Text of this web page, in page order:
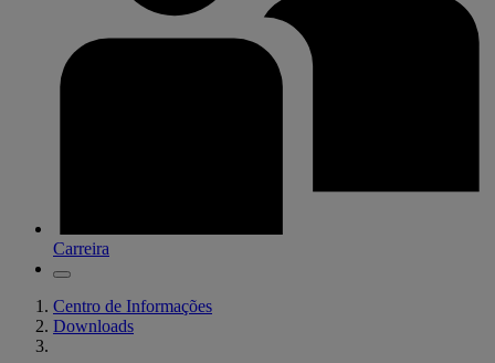
Carreira
Centro de Informações
Downloads